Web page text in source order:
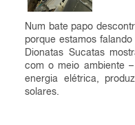
Num bate papo
porque estamos
Dionatas Sucatas
com o meio ambiente
energia elétrica,
solares.